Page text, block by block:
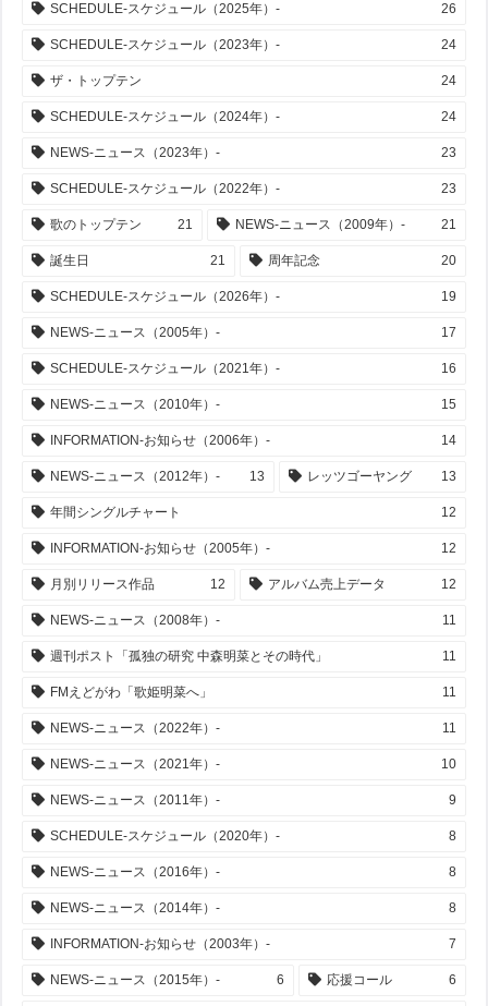
SCHEDULE-スケジュール（2025年）- 26
SCHEDULE-スケジュール（2023年）- 24
ザ・トップテン 24
SCHEDULE-スケジュール（2024年）- 24
NEWS-ニュース（2023年）- 23
SCHEDULE-スケジュール（2022年）- 23
歌のトップテン 21 NEWS-ニュース（2009年）- 21
誕生日 21 周年記念 20
SCHEDULE-スケジュール（2026年）- 19
NEWS-ニュース（2005年）- 17
SCHEDULE-スケジュール（2021年）- 16
NEWS-ニュース（2010年）- 15
INFORMATION-お知らせ（2006年）- 14
NEWS-ニュース（2012年）- 13 レッツゴーヤング 13
年間シングルチャート 12
INFORMATION-お知らせ（2005年）- 12
月別リリース作品 12 アルバム売上データ 12
NEWS-ニュース（2008年）- 11
週刊ポスト「孤独の研究 中森明菜とその時代」 11
FMえどがわ「歌姫明菜へ」 11
NEWS-ニュース（2022年）- 11
NEWS-ニュース（2021年）- 10
NEWS-ニュース（2011年）- 9
SCHEDULE-スケジュール（2020年）- 8
NEWS-ニュース（2016年）- 8
NEWS-ニュース（2014年）- 8
INFORMATION-お知らせ（2003年）- 7
NEWS-ニュース（2015年）- 6 応援コール 6